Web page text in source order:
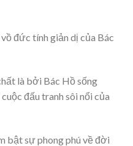
đức tính giản dị của Bác
là bởi Bác Hồ sống
đấu tranh sôi nổi của
bật sự phong phú về đời